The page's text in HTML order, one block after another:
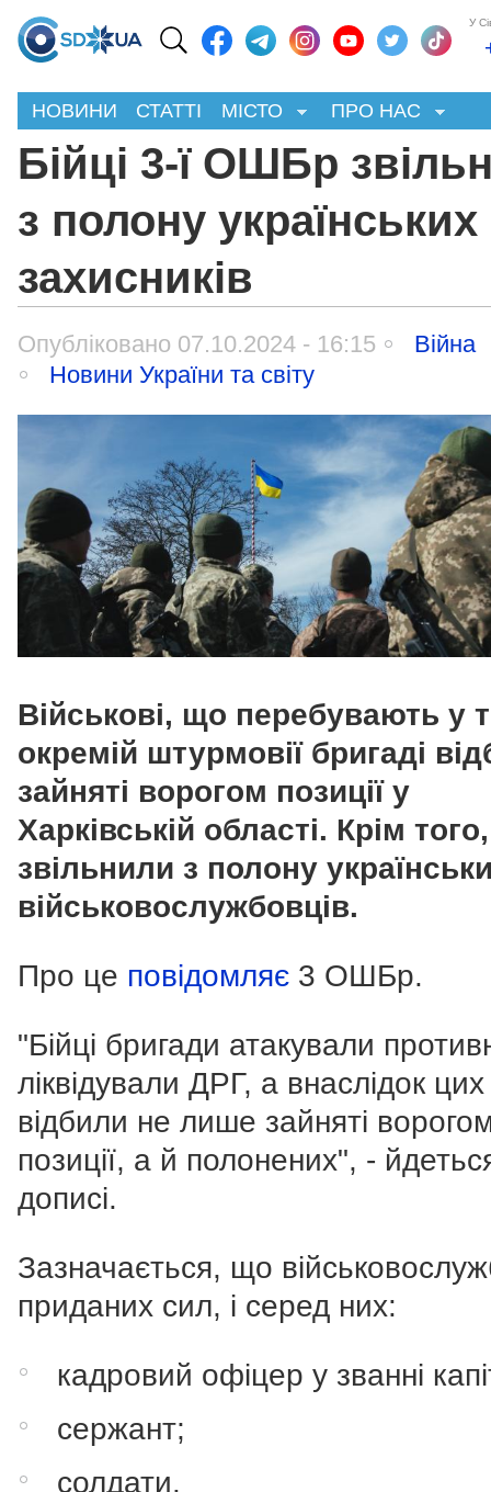
У
НОВИНИ СТАТТІ МІСТО ПРО НАС
Бійці 3-ї ОШБр
з полону українських
захисників
Опубліковано 07.10.2024 - 16:15
Війна
Новини України та світу
Військові, що перебувають у
окремій штурмовії бригаді
зайняті ворогом позиції у
Харківській області. Крім
звільнили з полону
військовослужбовців.
Про це повідомляє 3 ОШБр.
"Бійці бригади атакували
ліквідували ДРГ, а внаслідок цих
відбили не лише зайняті
позиції, а й полонених", -
дописі.
Зазначається, що
приданих сил, і серед них:
кадровий офіцер у званні
сержант;
солдати.